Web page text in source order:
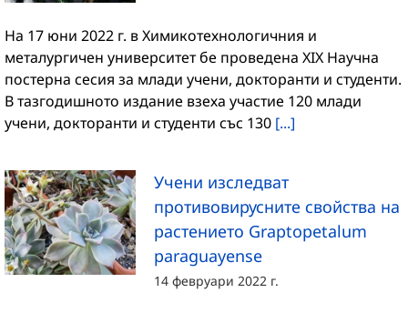
На 17 юни 2022 г. в Химикотехнологичния и
металургичен университет бе проведена XIX Научна
постерна сесия за млади учени, докторанти и студенти.
В тазгодишното издание взеха участие 120 млади
учени, докторанти и студенти със 130 [...]
Учени изследват
противовирусните свойства на
растението Graptopetalum
paraguayense
14 февруари 2022 г.